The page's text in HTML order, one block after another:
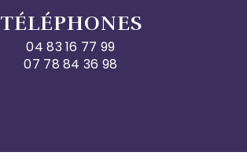
TÉLÉPHONES
04 83 16 77 99
07 78 84 36 98